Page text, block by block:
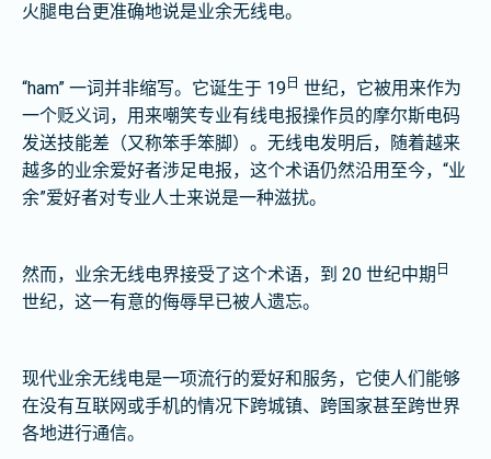
火腿电台更准确地说是业余无线电。
“ham” 一词并非缩写。它诞生于 19 日 世纪，它被用来作为
一个贬义词，用来嘲笑专业有线电报操作员的摩尔斯电码
发送技能差（又称笨手笨脚）。无线电发明后，随着越来
越多的业余爱好者涉足电报，这个术语仍然沿用至今，“业
余”爱好者对专业人士来说是一种滋扰。
然而，业余无线电界接受了这个术语，到 20 世纪中期 日
世纪，这一有意的侮辱早已被人遗忘。
现代业余无线电是一项流行的爱好和服务，它使人们能够
在没有互联网或手机的情况下跨城镇、跨国家甚至跨世界
各地进行通信。